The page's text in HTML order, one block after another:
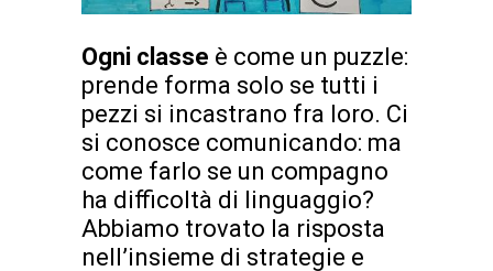
Ogni classe è come un puzzle:
prende forma solo se tutti i
pezzi si incastrano fra loro. Ci
si conosce comunicando: ma
come farlo se un compagno
ha difficoltà di linguaggio?
Abbiamo trovato la risposta
nell’insieme di strategie e